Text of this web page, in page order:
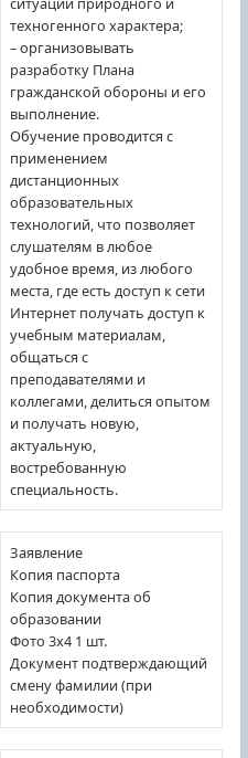
техногенного характера;
– организовывать
разработку Плана
гражданской обороны и его
выполнение.
Обучение проводится с
применением
дистанционных
образовательных
технологий, что позволяет
слушателям в любое
удобное время, из любого
места, где есть доступ к сети
Интернет получать доступ к
учебным материалам,
общаться с
преподавателями и
коллегами, делиться опытом
и получать новую,
актуальную,
востребованную
специальность.
Заявление
Копия паспорта
Копия документа об
образовании
Фото 3х4 1 шт.
Документ подтверждающий
смену фамилии (при
необходимости)